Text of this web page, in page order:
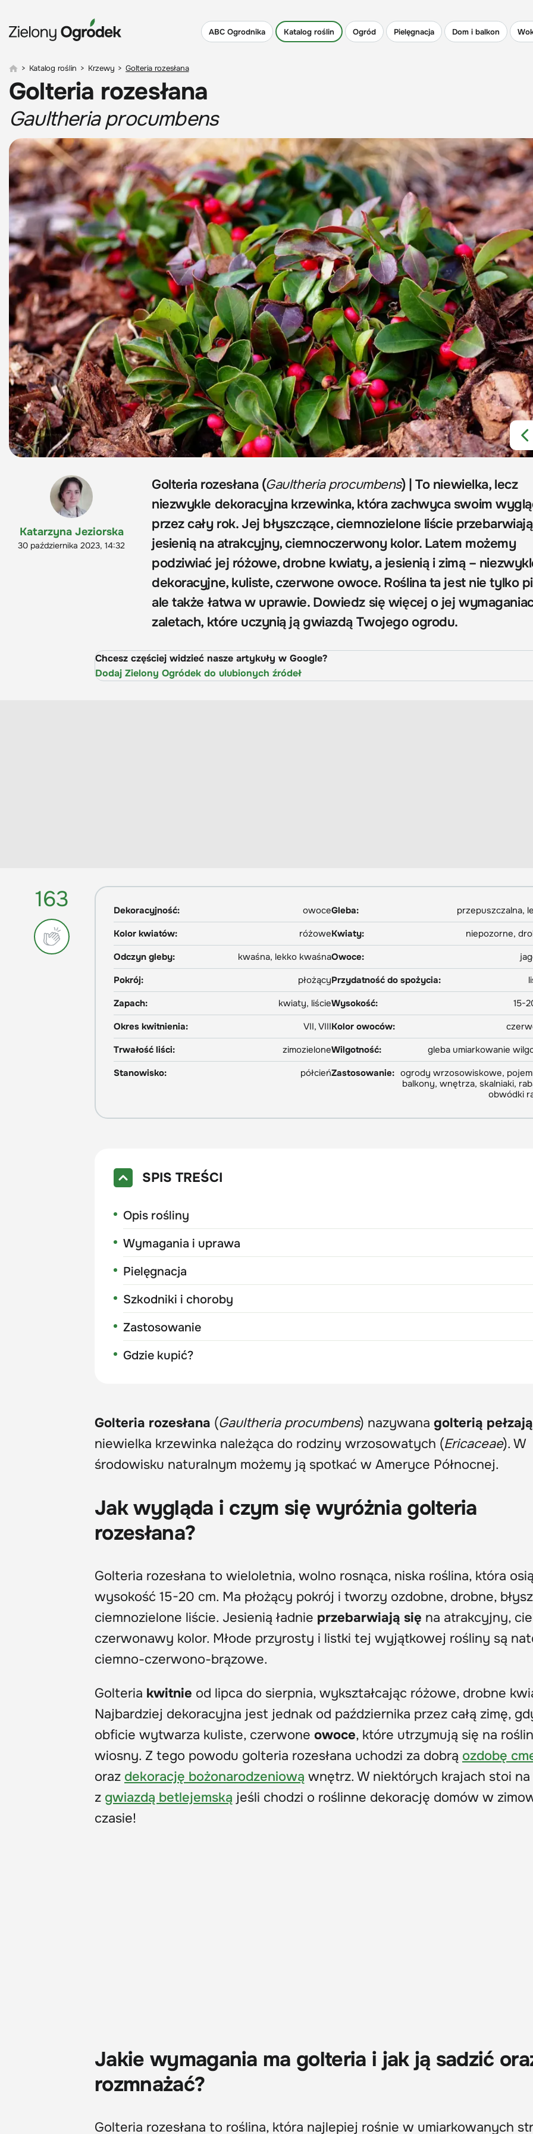
ABC Ogrodnika Katalog roślin Ogród Pielęgnacja Dom i balkon
> Katalog roślin > Krzewy > Golteria rozesłana
Golteria rozesłana
Gaultheria procumbens
Katarzyna Jeziorska
30 października 2023, 14:32
Golteria rozesłana (Gaultheria procumbens) | To niewielka, lecz
niezwykle dekoracyjna krzewinka, która zachwyca swoim
przez cały rok. Jej błyszczące, ciemnozielone liście
jesienią na atrakcyjny, ciemnoczerwony kolor. Latem możemy
podziwiać jej różowe, drobne kwiaty, a jesienią i zimą –
dekoracyjne, kuliste, czerwone owoce. Roślina ta jest nie tylko
ale także łatwa w uprawie. Dowiedz się więcej o jej
zaletach, które uczynią ją gwiazdą Twojego ogrodu.
Chcesz częściej widzieć nasze artykuły w Google?
Dodaj Zielony Ogródek do ulubionych źródeł
163 Dekoracyjność: owoceGleba:
przepuszczalna,
Kolor kwiatów:
różoweKwiaty:
niepozorne,
Odczyn gleby:
kwaśna, lekko kwaśnaOwoce:
Pokrój:
płożącyPrzydatność do spożycia:
Zapach:
kwiaty, liścieWysokość:
15-
Okres kwitnienia:
VII, VIIIKolor owoców:
Trwałość liści:
zimozieloneWilgotność:
gleba umiarkowanie
Stanowisko:
półcieńZastosowanie: ogrody wrzosowiskowe,
balkony, wnętrza, skalniaki,
obwódki
SPIS TREŚCI
Opis rośliny
Wymagania i uprawa
Pielęgnacja
Szkodniki i choroby
Zastosowanie
Gdzie kupić?
Golteria rozesłana (Gaultheria procumbens) nazywana golterią
niewielka krzewinka należąca do rodziny wrzosowatych (Ericaceae). W
środowisku naturalnym możemy ją spotkać w Ameryce Północnej.
Jak wygląda i czym się wyróżnia golteria
rozesłana?
Golteria rozesłana to wieloletnia, wolno rosnąca, niska roślina, która
wysokość 15-20 cm. Ma płożący pokrój i tworzy ozdobne, drobne,
ciemnozielone liście. Jesienią ładnie przebarwiają się na atrakcyjny,
czerwonawy kolor. Młode przyrosty i listki tej wyjątkowej rośliny są
ciemno-czerwono-brązowe.
Golteria kwitnie od lipca do sierpnia, wykształcając różowe, drobne
Najbardziej dekoracyjna jest jednak od października przez całą zimę,
obficie wytwarza kuliste, czerwone owoce, które utrzymują się na
wiosny. Z tego powodu golteria rozesłana uchodzi za dobrą ozdobę
oraz dekorację bożonarodzeniową wnętrz. W niektórych krajach stoi
z gwiazdą betlejemską jeśli chodzi o roślinne dekorację domów w
czasie!
Jakie wymagania ma golteria i jak ją sadzić
rozmnażać?
Golteria rozesłana to roślina, która najlepiej rośnie w umiarkowanych